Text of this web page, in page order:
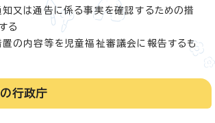
知又は通告に係る事実を確認するための措
る
置の内容等を児童福祉審議会に報告するも
行政庁